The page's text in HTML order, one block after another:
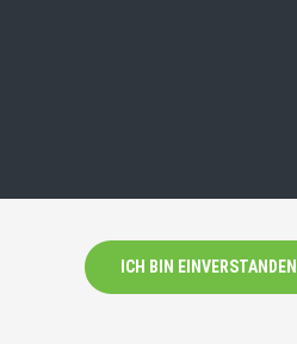
ICH BIN EINVERSTANDEN